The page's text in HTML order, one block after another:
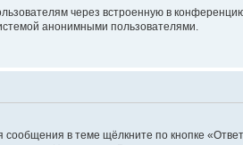
через встроенную в
анонимными пользователями.
в теме щёлкните по кнопке